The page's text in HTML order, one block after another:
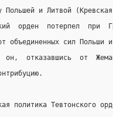
Польшей и Литвой
орден  потерпел  при
объединенных сил Польши
он,  отказавшись  от
политика Тевтонского